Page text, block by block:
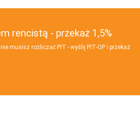
rencistą - przekaż 1,5%
musisz rozliczać PIT - wyślij PIT‑OP i przekaż